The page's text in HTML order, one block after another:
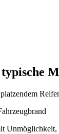
Unmöglichkeit,